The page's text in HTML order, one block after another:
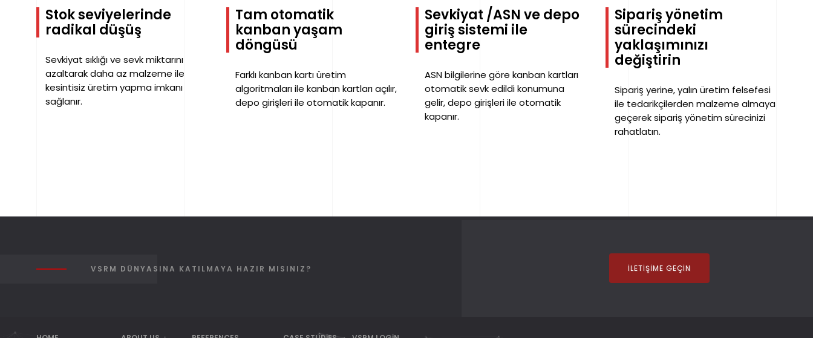
Stok seviyelerinde
radikal düşüş
Sevkiyat sıklığı ve sevk miktarını
azaltarak daha az malzeme ile
kesintisiz üretim yapma imkanı
sağlanır.
Tam otomatik
kanban yaşam
döngüsü
Farklı kanban kartı üretim
algoritmaları ile kanban kartları açılır,
depo girişleri ile otomatik kapanır.
Sevkiyat /ASN ve depo
giriş sistemi ile
entegre
ASN bilgilerine göre kanban kartları
otomatik sevk edildi konumuna
gelir, depo girişleri ile otomatik
kapanır.
Sipariş yönetim
sürecindeki
yaklaşımınızı
değiştirin
Sipariş yerine, yalın üretim felsefesi
ile tedarikçilerden malzeme almaya
geçerek sipariş yönetim sürecinizi
rahatlatın.
VSRM DÜNYASINA KATILMAYA HAZIR MISINIZ? İLETIŞIME GEÇIN